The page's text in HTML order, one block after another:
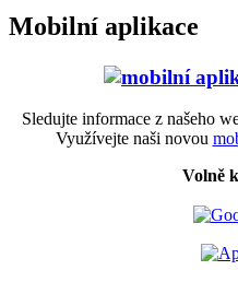
Mobilní aplikace
Sledujte informace z našeho
Využívejte naši novou
Volně